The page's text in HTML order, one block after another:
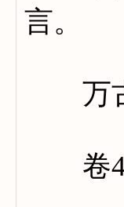
言。
万古
卷